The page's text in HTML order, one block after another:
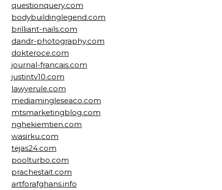
questionquery.com
bodybuildinglegend.com
brilliant-nails.com
dandr-photography.com
dokteroce.com
journal-francais.com
justintv10.com
lawyerule.com
mediamingleseaco.com
mtsmarketingblog.com
nghekiemtien.com
wasirku.com
tejas24.com
poolturbo.com
prachestait.com
artforafghans.info